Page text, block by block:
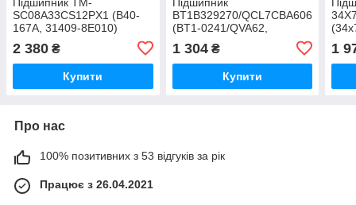
SC08A33CS12PX1 (B40-
167A, 31409-8E010)
2 380 ₴
Купити
BT1B329270/QCL7CBA606
(BT1-0241/QVA62,
42,5x72x18,5 (SKF)
Німеччина
1 304₴
Купити
1
Про нас
100% позитивних з 53 відгуків за рік
Працює з 26.04.2021